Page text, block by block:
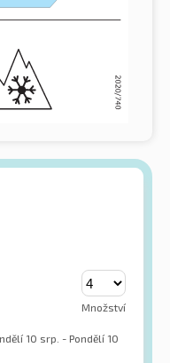
Množství
10 srp. - Pondělí 10